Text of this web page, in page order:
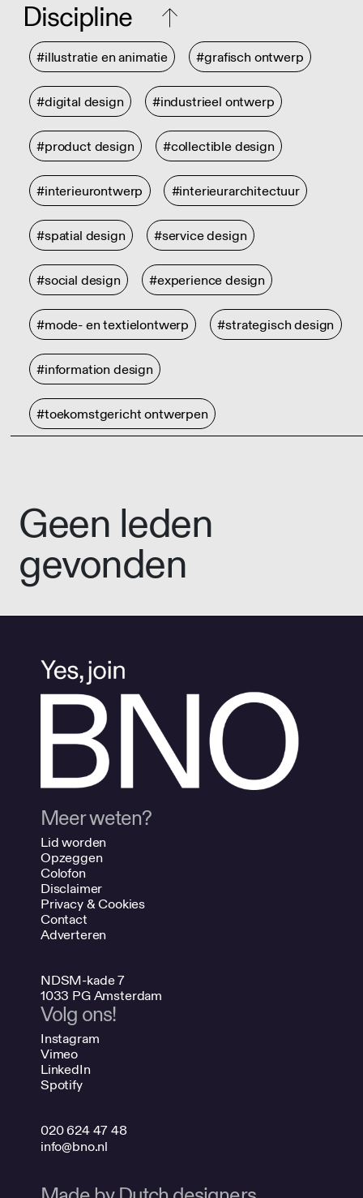
Discipline
#illustratie en animatie #grafisch ontwerp
#digital design #industrieel ontwerp
#product design #collectible design
#interieurontwerp #interieurarchitectuur
#spatial design #service design
#social design #experience design
#mode- en textielontwerp #strategisch design
#information design
#toekomstgericht ontwerpen
Geen leden
gevonden
Meer weten?
Lid worden
Opzeggen
Colofon
Disclaimer
Privacy & Cookies
Contact
Adverteren
NDSM-kade 7
1033 PG Amsterdam
Volg ons!
Instagram
Vimeo
LinkedIn
Spotify
020 624 47 48
info@bno.nl